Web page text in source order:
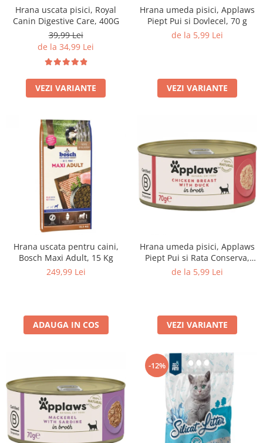
Filtru extern acvariu
Filtru intern acvariu
Pompe aer acvariu
Pompa apa acvariu
Neoane si LED-uri pentru acvarii
Substrat acvariu
Sisteme CO2
Sterilizator acvariu
Racitoare
Fertilizatori acvarii
Tratamente pesti acvariu
Teste apa
Furtune si conectori acvarii
Curatare acvarii
Conditioneri apa acvariu
Medii filtrante
Piese de schimb
Pasari
Hrana pasari
Rozatoare
Igiena rozatoare
Hrana Rozatoare
Hrana uscata pisici, Royal
Canin Digestive Care, 400G
39,99 Lei
de la 34,99 Lei
VEZI VARIANTE
Hrana umeda pisici, Applaws
Piept Pui si Dovlecel, 70 g
de la 5,99 Lei
VEZI VARIANTE
Hrana uscata pentru caini,
Bosch Maxi Adult, 15 Kg
249,99 Lei
ADAUGA IN COS
Hrana umeda pisici, Applaws
Piept Pui si Rata Conserva,
70G
de la 5,99 Lei
VEZI VARIANTE
-12%